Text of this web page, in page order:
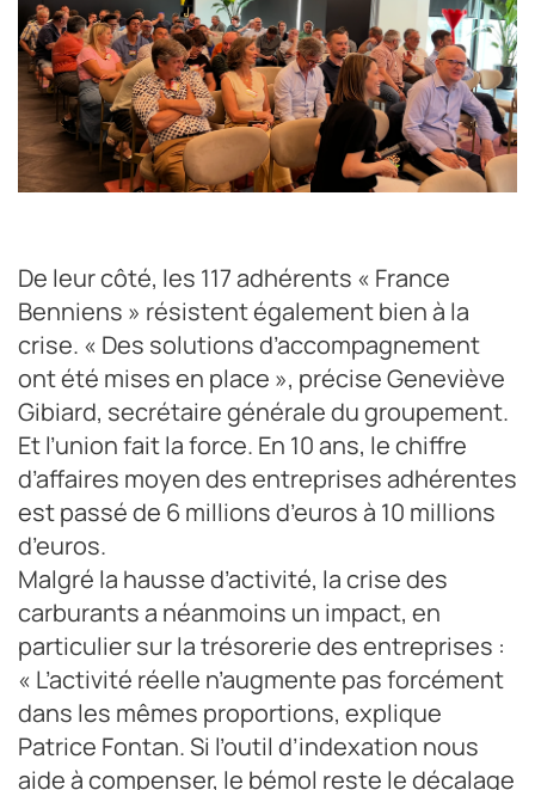
carburant, outil de communication partagé, assurance
flotte…
Crédit photo : Gwenaëlle Ily
De leur côté, les 117 adhérents « France
Benniens » résistent également bien à la
crise. « Des solutions d’accompagnement
ont été mises en place », précise Geneviève
Gibiard, secrétaire générale du groupement.
Et l’union fait la force. En 10 ans, le chiffre
d’affaires moyen des entreprises adhérentes
est passé de 6 millions d’euros à 10 millions
d’euros.
Malgré la hausse d’activité, la crise des
carburants a néanmoins un impact, en
particulier sur la trésorerie des entreprises :
« L’activité réelle n’augmente pas forcément
dans les mêmes proportions, explique
Patrice Fontan. Si l’outil d’indexation nous
aide à compenser, le bémol reste le décalage